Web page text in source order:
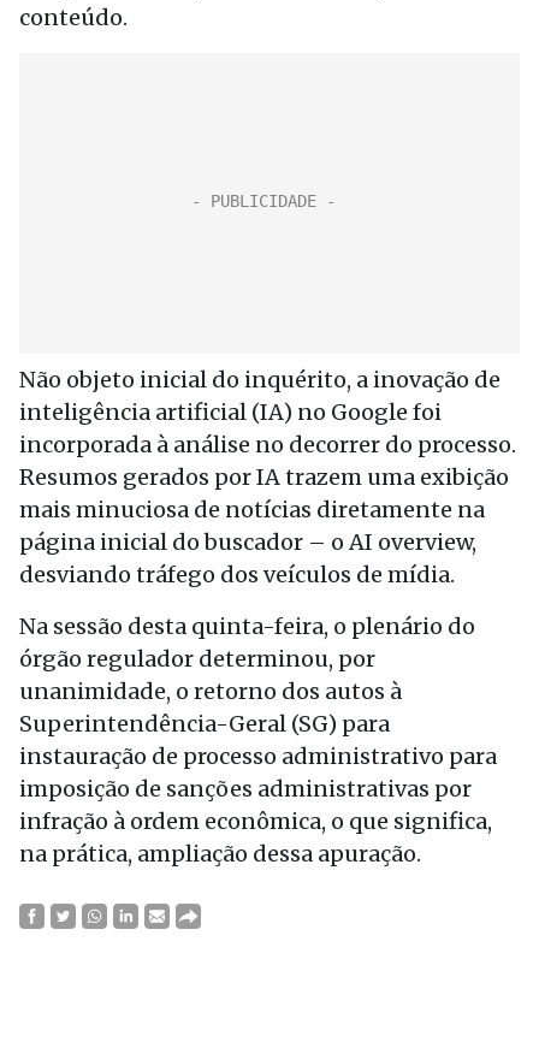
conteúdo.
Não objeto inicial do inquérito, a inovação de
inteligência artificial (IA) no Google foi
incorporada à análise no decorrer do processo.
Resumos gerados por IA trazem uma exibição
mais minuciosa de notícias diretamente na
página inicial do buscador – o AI overview,
desviando tráfego dos veículos de mídia.
Na sessão desta quinta-feira, o plenário do
órgão regulador determinou, por
unanimidade, o retorno dos autos à
Superintendência-Geral (SG) para
instauração de processo administrativo para
imposição de sanções administrativas por
infração à ordem econômica, o que significa,
na prática, ampliação dessa apuração.